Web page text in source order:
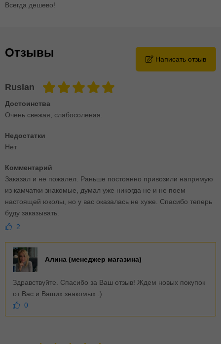
Всегда дешево!
Отзывы Написать отзыв
Ruslan
Достоинства
Очень свежая, слабосоленая.
Недостатки
Нет
Комментарий
Заказал и не пожалел. Раньше постоянно привозили напрямую
из камчатки знакомые, думал уже никогда не и не поем
настоящей юколы, но у вас оказалась не хуже. Спасибо теперь
буду заказывать.
2
Алина (менеджер магазина)
Здравствуйте. Спасибо за Ваш отзыв! Ждем новых покупок
от Вас и Ваших знакомых :)
0